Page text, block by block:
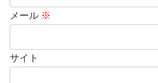
メール ※
サイト